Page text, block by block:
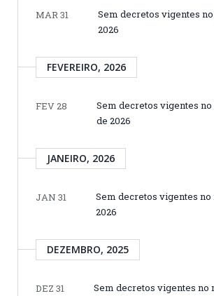
MAR 31
Sem decretos vigentes
2026
FEVEREIRO, 2026
FEV 28
Sem decretos vigentes
de 2026
JANEIRO, 2026
JAN 31
Sem decretos vigentes
2026
DEZEMBRO, 2025
DEZ 31
Sem decretos vigentes no